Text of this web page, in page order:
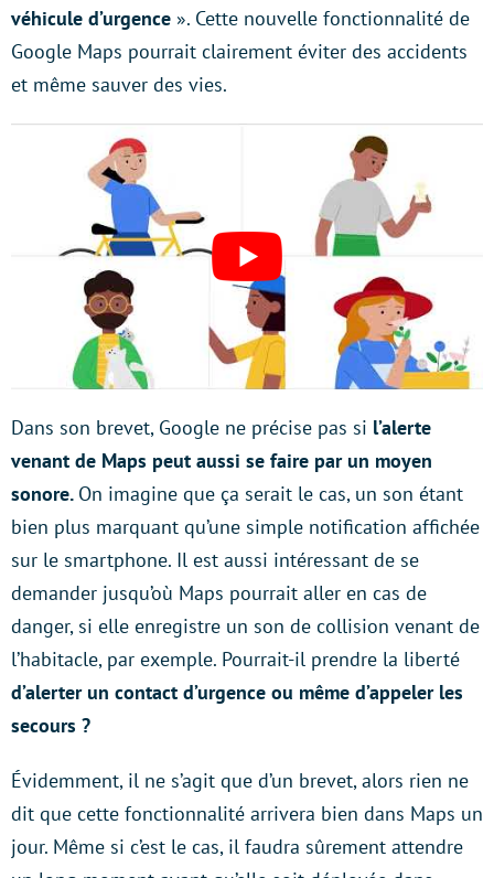
véhicule d’urgence ». Cette nouvelle fonctionnalité de
Google Maps pourrait clairement éviter des accidents
et même sauver des vies.
Dans son brevet, Google ne précise pas si l’alerte
venant de Maps peut aussi se faire par un moyen
sonore. On imagine que ça serait le cas, un son étant
bien plus marquant qu’une simple notification affichée
sur le smartphone. Il est aussi intéressant de se
demander jusqu’où Maps pourrait aller en cas de
danger, si elle enregistre un son de collision venant de
l’habitacle, par exemple. Pourrait-il prendre la liberté
d’alerter un contact d’urgence ou même d’appeler les
secours ?
Évidemment, il ne s’agit que d’un brevet, alors rien ne
dit que cette fonctionnalité arrivera bien dans Maps un
jour. Même si c’est le cas, il faudra sûrement attendre